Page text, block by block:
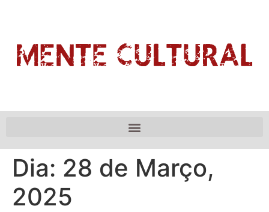
Dia: 28 de Março,
2025